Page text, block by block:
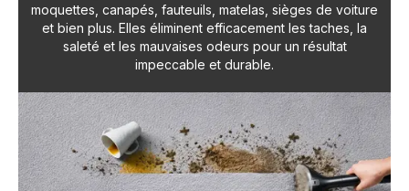
moquettes, canapés, fauteuils, matelas, sièges de voiture
et bien plus. Elles éliminent efficacement les taches, la
saleté et les mauvaises odeurs pour un résultat
impeccable et durable.